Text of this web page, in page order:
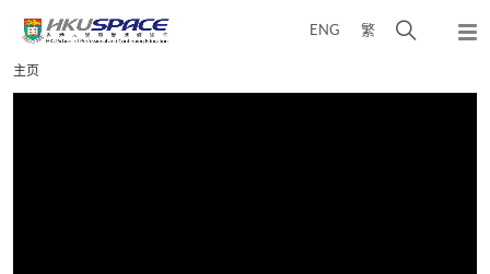
content
ENG 繁
弹
Main
content
主页